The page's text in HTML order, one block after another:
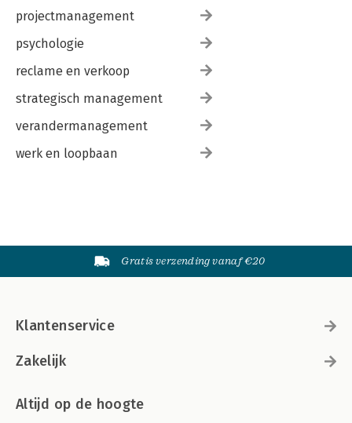
projectmanagement
psychologie
reclame en verkoop
strategisch management
verandermanagement
werk en loopbaan
Gratis verzending vanaf €20
Klantenservice
Zakelijk
Altijd op de hoogte